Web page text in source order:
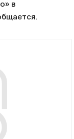
в